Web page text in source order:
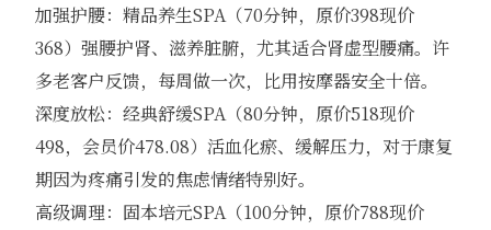
加强护腰：精品养生SPA（70分钟，原价398现价
368）强腰护肾、滋养脏腑，尤其适合肾虚型腰痛。许
多老客户反馈，每周做一次，比用按摩器安全十倍。
深度放松：经典舒缓SPA（80分钟，原价518现价
498，会员价478.08）活血化瘀、缓解压力，对于康复
期因为疼痛引发的焦虑情绪特别好。
高级调理：固本培元SPA（100分钟，原价788现价